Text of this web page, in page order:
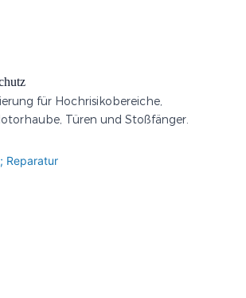
für Hochrisikobereiche,
Türen und Stoßfänger.